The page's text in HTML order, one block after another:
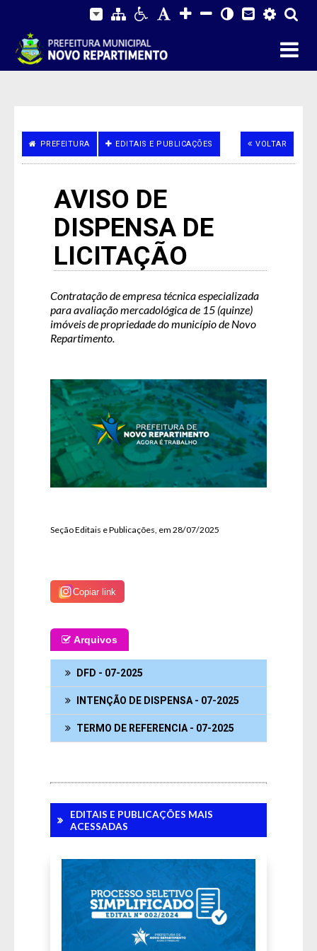
PREFEITURA EDITAIS E PUBLICAÇÕES VOLTAR
AVISO DE
DISPENSA DE
LICITAÇÃO
Contratação de empresa técnica especializada
para avaliação mercadológica de 15 (quinze)
imóveis de propriedade do município de Novo
Repartimento.
Seção Editais e Publicações, em 28/07/2025
Copiar link
Arquivos
DFD - 07-2025
INTENÇÃO DE DISPENSA - 07-2025
TERMO DE REFERENCIA - 07-2025
EDITAIS E PUBLICAÇÕES MAIS
ACESSADAS
Acessibilidade
Gerenciador
Webmail
Digite apenas o "usuário" sem @dominio!
SIC Físico
Fale Conosco